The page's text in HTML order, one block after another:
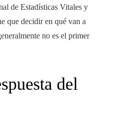
de Estadísticas Vitales y
que decidir en qué van a
no es el primer
del